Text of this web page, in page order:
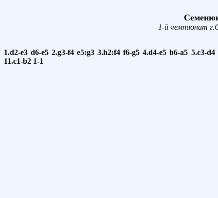
1-й чемпионат
1.d2-e3 d6-e5 2.g3-f4 e5:g3 3.h2:f4 f6-g5 4.d4-e5 b6-a5 5.c3-d4
11.c1-b2 1-1